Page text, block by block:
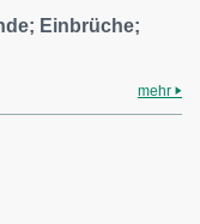
Einbrüche;
mehr